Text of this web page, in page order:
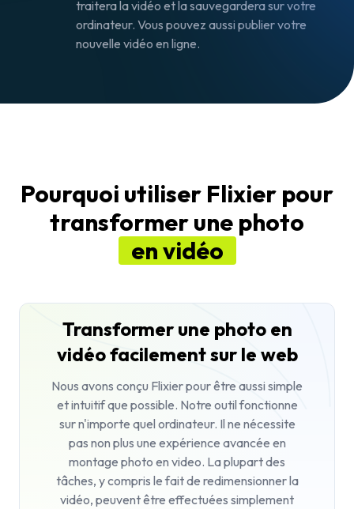
traitera la vidéo et la sauvegardera sur votre
ordinateur. Vous pouvez aussi publier votre
nouvelle vidéo en ligne.
Pourquoi utiliser Flixier pour
transformer une photo
en vidéo
Transformer une photo en
vidéo facilement sur le web
Nous avons conçu Flixier pour être aussi simple
et intuitif que possible. Notre outil fonctionne
sur n'importe quel ordinateur. Il ne nécessite
pas non plus une expérience avancée en
montage photo en video. La plupart des
tâches, y compris le fait de redimensionner la
vidéo, peuvent être effectuées simplement